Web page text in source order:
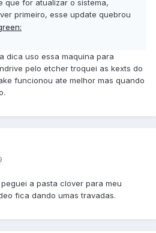
que for atualizar o sistema,
primeiro, esse update quebrou
dica uso essa maquina para
pelo etcher troquei as kexts do
funcionou ate melhor mas quando
a pasta clover para meu
fica dando umas travadas.